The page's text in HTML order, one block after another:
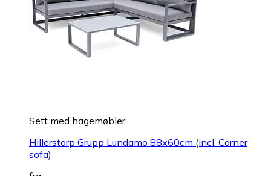
Sett med hagemøbler
Hillerstorp Grupp Lundamo 88x60cm (incl. Corner
sofa)